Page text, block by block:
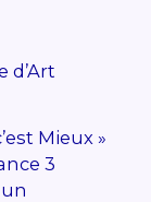
d’Art
Mieux »
3